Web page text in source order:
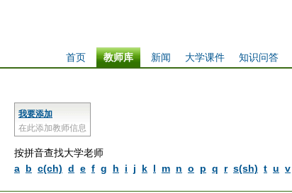
知识问答
大学课件
新闻
教师库
首页
我要添加
在此添加教师信息
按拼音查找大学老师
a b c(ch) d e f g h i j k l m n o p q r s(sh) t u v